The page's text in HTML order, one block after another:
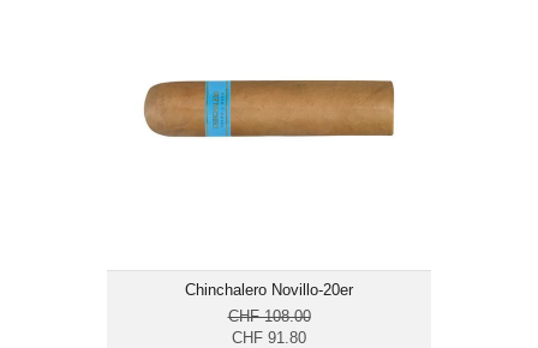
Chinchalero Novillo-20er
CHF 108.00
CHF 91.80
Ringmass: 63
Länge: 10.1
mild bis mittelkräftig